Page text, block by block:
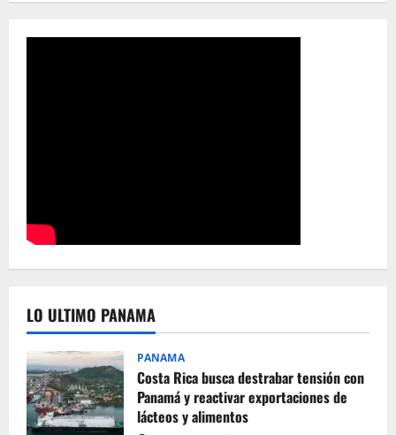
LO ULTIMO PANAMA
PANAMA
Costa Rica busca destrabar tensión con
Panamá y reactivar exportaciones de
lácteos y alimentos